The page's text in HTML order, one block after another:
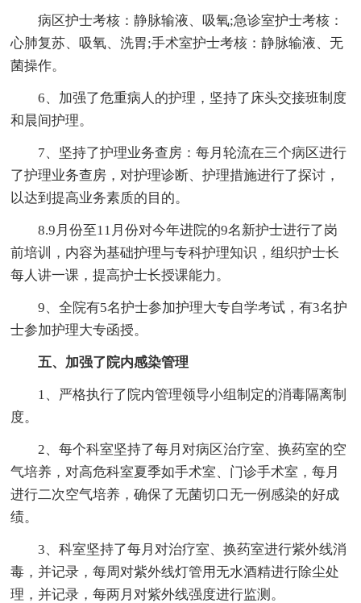
病区护士考核：静脉输液、吸氧;急诊室护士考核：
心肺复苏、吸氧、洗胃;手术室护士考核：静脉输液、无
菌操作。
6、加强了危重病人的护理，坚持了床头交接班制度
和晨间护理。
7、坚持了护理业务查房：每月轮流在三个病区进行
了护理业务查房，对护理诊断、护理措施进行了探讨，
以达到提高业务素质的目的。
8.9月份至11月份对今年进院的9名新护士进行了岗
前培训，内容为基础护理与专科护理知识，组织护士长
每人讲一课，提高护士长授课能力。
9、全院有5名护士参加护理大专自学考试，有3名护
士参加护理大专函授。
五、加强了院内感染管理
1、严格执行了院内管理领导小组制定的消毒隔离制
度。
2、每个科室坚持了每月对病区治疗室、换药室的空
气培养，对高危科室夏季如手术室、门诊手术室，每月
进行二次空气培养，确保了无菌切口无一例感染的好成
绩。
3、科室坚持了每月对治疗室、换药室进行紫外线消
毒，并记录，每周对紫外线灯管用无水酒精进行除尘处
理，并记录，每两月对紫外线强度进行监测。